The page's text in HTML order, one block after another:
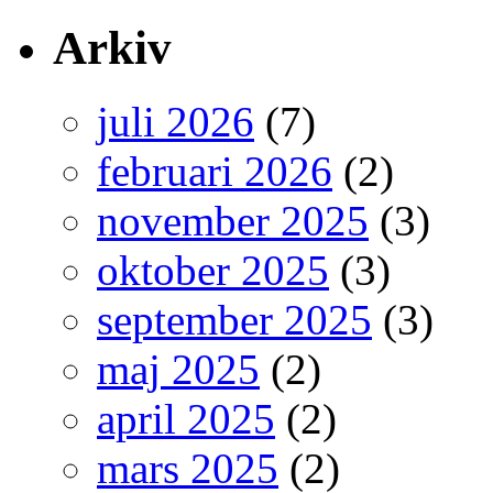
Arkiv
juli 2026 (7)
februari 2026 (2)
november 2025 (3)
oktober 2025 (3)
september 2025 (3)
maj 2025 (2)
april 2025 (2)
mars 2025 (2)